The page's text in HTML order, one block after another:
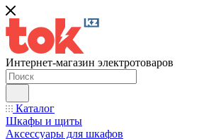
Интернет-магазин электротоваров
Каталог
Шкафы и щиты
Аксессуары для шкафов